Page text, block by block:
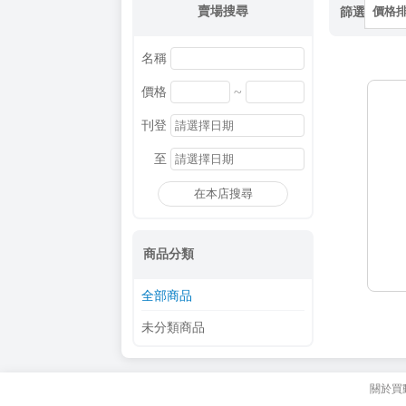
賣場搜尋
名稱
價格 ~
刊登
至
在本店搜尋
商品分類
全部商品
未分類商品
篩選 價格
關於買